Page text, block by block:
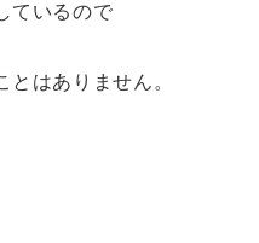
ているので
はありません。